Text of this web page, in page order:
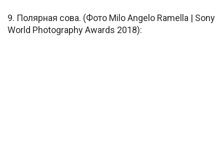
9. Полярная сова. (Фото Milo Angelo Ramella | Sony
World Photography Awards 2018):